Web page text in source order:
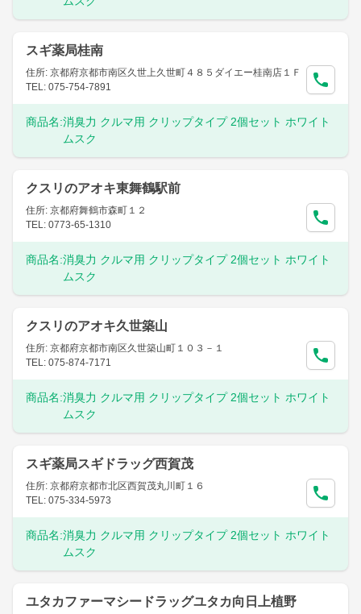
スギ薬局桂南
住所: 京都府京都市南区久世上久世町４８５ダイエー桂南店１Ｆ
TEL: 075-754-7891
商品名:消臭力 クルマ用 クリップタイプ 2個セット ホワイト
ムスク
クスリのアオキ東舞鶴駅前
住所: 京都府舞鶴市森町１２
TEL: 0773-65-1310
商品名:消臭力 クルマ用 クリップタイプ 2個セット ホワイト
ムスク
クスリのアオキ久世築山
住所: 京都府京都市南区久世築山町１０３－１
TEL: 075-874-7171
商品名:消臭力 クルマ用 クリップタイプ 2個セット ホワイト
ムスク
スギ薬局スギドラッグ西賀茂
住所: 京都府京都市北区西賀茂丸川町１６
TEL: 075-334-5973
商品名:消臭力 クルマ用 クリップタイプ 2個セット ホワイト
ムスク
ユタカファーマシードラッグユタカ向日上植野